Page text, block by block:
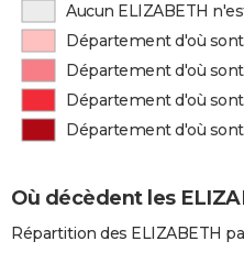
Aucun ELIZABETH
Département d'où
Département d'où
Département d'où
Département d'où
Où décèdent les
Répartition des ELIZABETH